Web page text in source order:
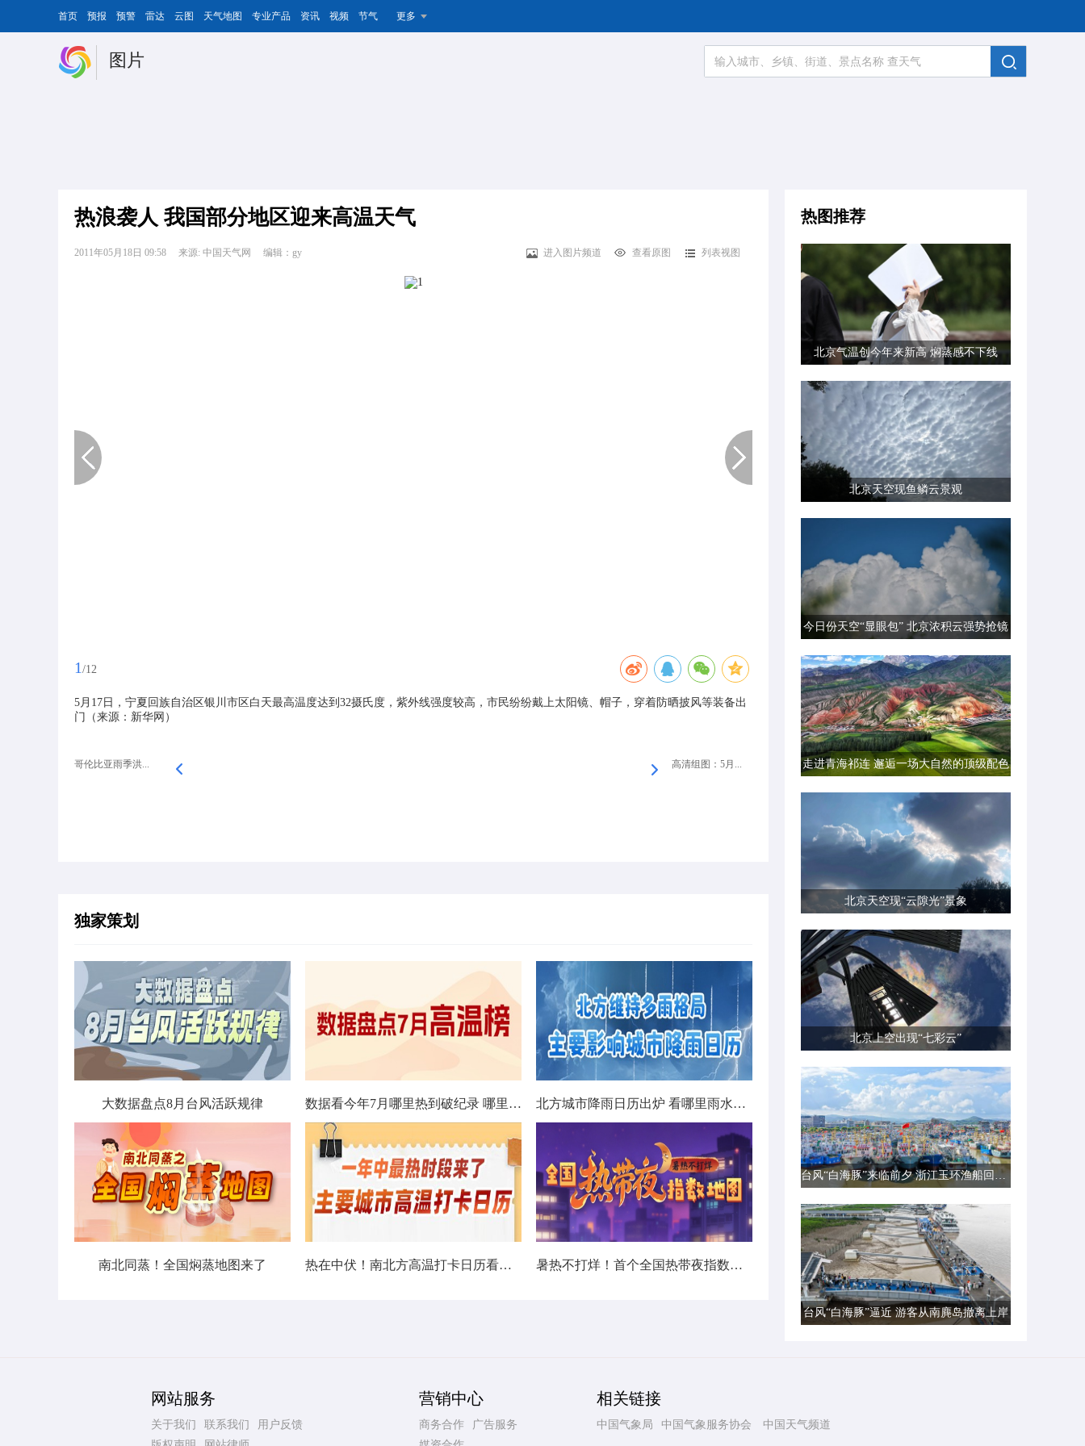
首页 预报 预警 雷达 云图 天气地图 专业产品 资讯 视频 节气 更多
图片
热浪袭人 我国部分地区迎来高温天气
2011年05月18日 09:58 来源: 中国天气网 编辑：gy 进入图片频道 查看原图 列表视图
1 /12
5月17日，宁夏回族自治区银川市区白天最高温度达到32摄氏度，紫外线强度较高，市民纷纷戴上太阳镜、帽子，穿着防晒披风等装备出
门（来源：新华网）
哥伦比亚雨季洪... 高清组图：5月...
独家策划
大数据盘点8月台风活跃规律 数据看今年7月哪里热到破纪录 哪里暑热连轴转 北方城市降雨日历出炉 看哪里雨水超长待机
南北同蒸！全国焖蒸地图来了 热在中伏！南北方高温打卡日历看哪里热力持久 暑热不打烊！首个全国热带夜指数地图发布
热图推荐
北京气温创今年来新高 焖蒸感不下线
北京天空现鱼鳞云景观
今日份天空“显眼包” 北京浓积云强势抢镜
走进青海祁连 邂逅一场大自然的顶级配色
北京天空现“云隙光”景象
北京上空出现“七彩云”
台风“白海豚”来临前夕 浙江玉环渔船回港避风
台风“白海豚”逼近 游客从南麂岛撤离上岸
网站服务
关于我们 联系我们
用户反馈
营销中心
商务合作
广告服务
相关链接
中国气象局 中国气象服务协会 中国天气频道